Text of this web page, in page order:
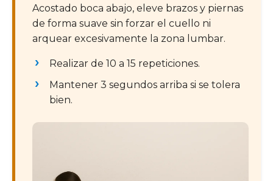
Acostado boca abajo, eleve brazos y piernas
de forma suave sin forzar el cuello ni
arquear excesivamente la zona lumbar.
Realizar de 10 a 15 repeticiones.
Mantener 3 segundos arriba si se tolera
bien.